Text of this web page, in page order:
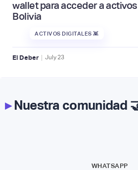
wallet para acceder a
Bolivia
ACTIVOS DIGITALES 👾
El Deber | July23
▸Nuestra comunidad
WHATSAPP